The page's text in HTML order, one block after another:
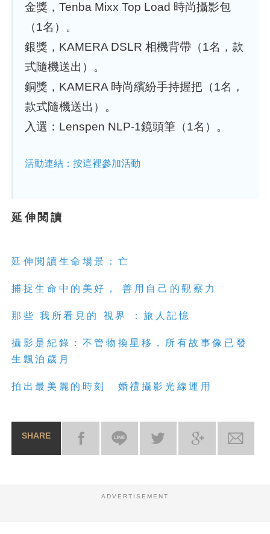
金獎，Tenba Mixx Top Load 時尚攝影包
（1名）。
銀獎，KAMERA DSLR 相機背帶（1名，款
式隨機送出）。
銅獎，KAMERA 時尚繽紛手持握把（1名，
款式隨機送出）。
入選：Lenspen NLP-1鏡頭筆（1名）。
活動連結：按這裡參加活動
延伸閱讀
延伸閱讀生命場景：亡
捕捉生命中的美好， 善用自己的觀察力
那些 我所看見的 視界 ：旅人記憶
攝影是紀錄：不管物換星移，所有故事像已發
生飄泊歲月
拍出最美麗的時刻 婚禮攝影光線運用
SHARE
ADVERTISEMENT